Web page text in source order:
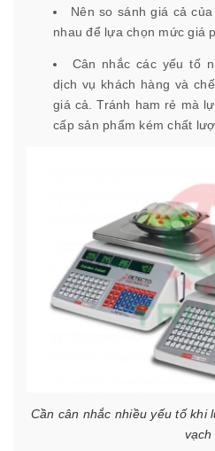
Nên so sánh giá cả
nhau để lựa chọn mức giá
Cân nhắc các yếu tố
dịch vụ khách hàng và
giá cả. Tránh ham rẻ mà
cấp sản phẩm kém chất
Cần cân nhắc nhiều yếu tố khi
vạch